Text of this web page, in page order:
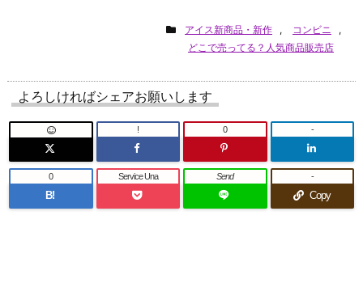
アイス新商品・新作 , コンビニ
,
どこで売ってる？人気商品販売店
よろしければシェアお願いします
! 0 -
B!
0 Service Una Send
Copy
-